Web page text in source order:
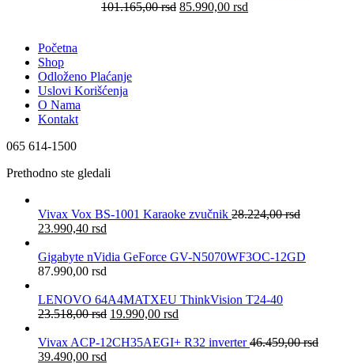
101.165,00rsd 85.990,00 rsd
Početna
Shop
Odloženo Plaćanje
Uslovi Korišćenja
O Nama
Kontakt
065 614-1500
Prethodno ste gledali
Vivax Vox BS-1001 Karaoke zvučnik 28.224,00rsd
23.990,40 rsd
Gigabyte nVidia GeForce GV-N5070WF3OC-12GD
87.990,00 rsd
LENOVO 64A4MATXEU ThinkVision T24-40
23.518,00rsd 19.990,00 rsd
Vivax ACP-12CH35AEGI+ R32 inverter46.459,00rsd
39.490,00 rsd